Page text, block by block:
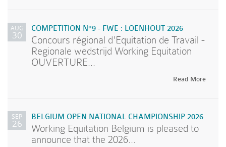
AUG
30
COMPETITION N°9 - FWE : LOENHOUT 2026
Concours régional d'Equitation de Travail -
Regionale wedstrijd Working Equitation
OUVERTURE...
Read More
SEP
26
BELGIUM OPEN NATIONAL CHAMPIONSHIP 2026
Working Equitation Belgium is pleased to
announce that the 2026...